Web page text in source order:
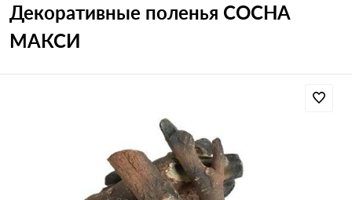
Декоративные поленья СОСНА
МАКСИ